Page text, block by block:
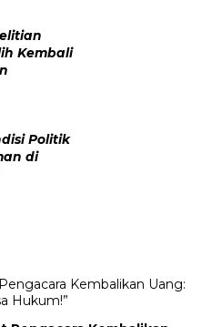
Kembali
Politik
di